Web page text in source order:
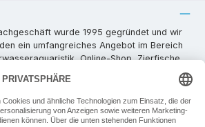
wurde 1995 gegründet und wir
ein umfangreiches Angebot im Bereich
Online-Shop, Zierfische,
Technikzubehör usw. ! Als
Fachhandelspartner stehen wir Ihnen für
Einrichtungs- oder Besatzwünsche zur
Verfügung!